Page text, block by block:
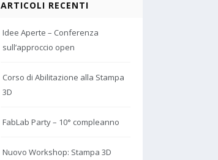
ARTICOLI RECENTI
Idee Aperte – Conferenza
sull’approccio open
Corso di Abilitazione alla Stampa
3D
FabLab Party – 10° compleanno
Nuovo Workshop: Stampa 3D